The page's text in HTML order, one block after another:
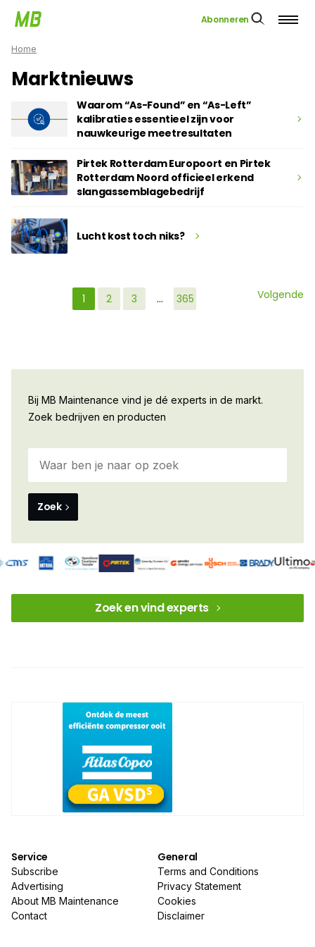
Abonneren
Home
Marktnieuws
Waarom “As-Found” en “As-Left”
kalibraties essentieel zijn voor
nauwkeurige meetresultaten
Pirtek Rotterdam Europoort en Pirtek
Rotterdam Noord officieel erkend
slangassemblagebedrijf
Lucht kost toch niks?
1 2 3 … 365 Volgende
Bij MB Maintenance vind je dé experts in de markt.
Zoek bedrijven en producten
Zoek
Zoek en vind experts
Service
Subscribe
Advertising
About MB Maintenance
Contact
General
Terms and Conditions
Privacy Statement
Cookies
Disclaimer